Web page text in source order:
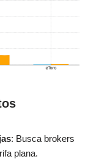
: Busca brokers
plana.